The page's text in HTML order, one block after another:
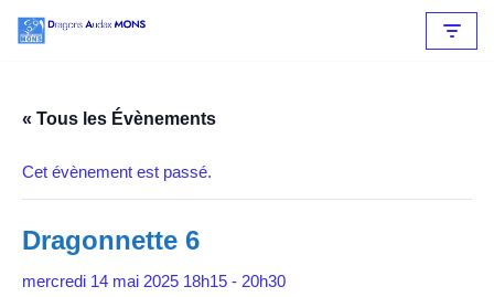
contenu
« Tous les Évènements
Cet évènement est passé.
Dragonnette 6
mercredi 14 mai 2025 18h15 - 20h30